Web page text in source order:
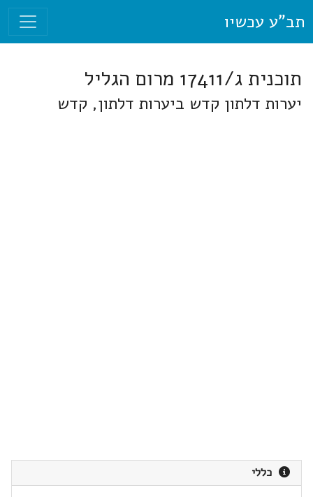
תב"ע עכשיו
תוכנית ג/17411 מרום הגליל
יערות דלתון קדש ביערות דלתון, קדש
כללי